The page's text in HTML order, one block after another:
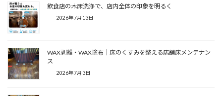
飲食店の木床洗浄で、店内全体の印象を明るく
2026年7月13日
WAX剥離・WAX塗布｜床のくすみを整える店舗床メンテナン
ス
2026年7月3日